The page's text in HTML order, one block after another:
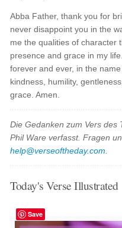
Abba Father, thank you for
never disappoint you in the
me the qualities of character
presence and grace in my
forever and ever, in the
kindness, humility,
grace. Amen.
Die Gedanken zum Vers des
Phil Ware verfasst. Fragen
help@verseoftheday.com
Today's Verse Illustrated
Save